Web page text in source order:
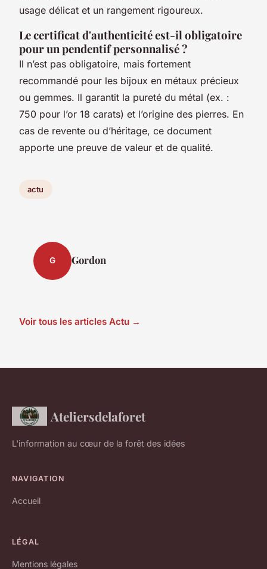
usage délicat et un rangement rigoureux.
Le certificat d'authenticité est-il obligatoire
pour un pendentif personnalisé ?
Il n’est pas obligatoire, mais fortement
recommandé pour les bijoux en métaux précieux
ou gemmes. Il garantit la pureté du métal (ex. :
750 pour l’or 18 carats) et l’origine des pierres. En
cas de revente ou d’héritage, ce document
apporte une preuve de valeur et de qualité.
actu
G Gordon
Voir tous les articles Actu →
Ateliersdelaforet
L'information au cœur de la forêt des idées
NAVIGATION
Accueil
LÉGAL
Mentions légales